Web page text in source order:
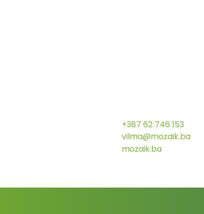
Mentorstvo i razvoj
rastu i ESG
Regionalno
financijskeinkluzije
Stručni angažmani
panelista na
održivom razvoju i
predstavljam
+387 62 746 153
vilma@mozaik.ba
mozaik.ba